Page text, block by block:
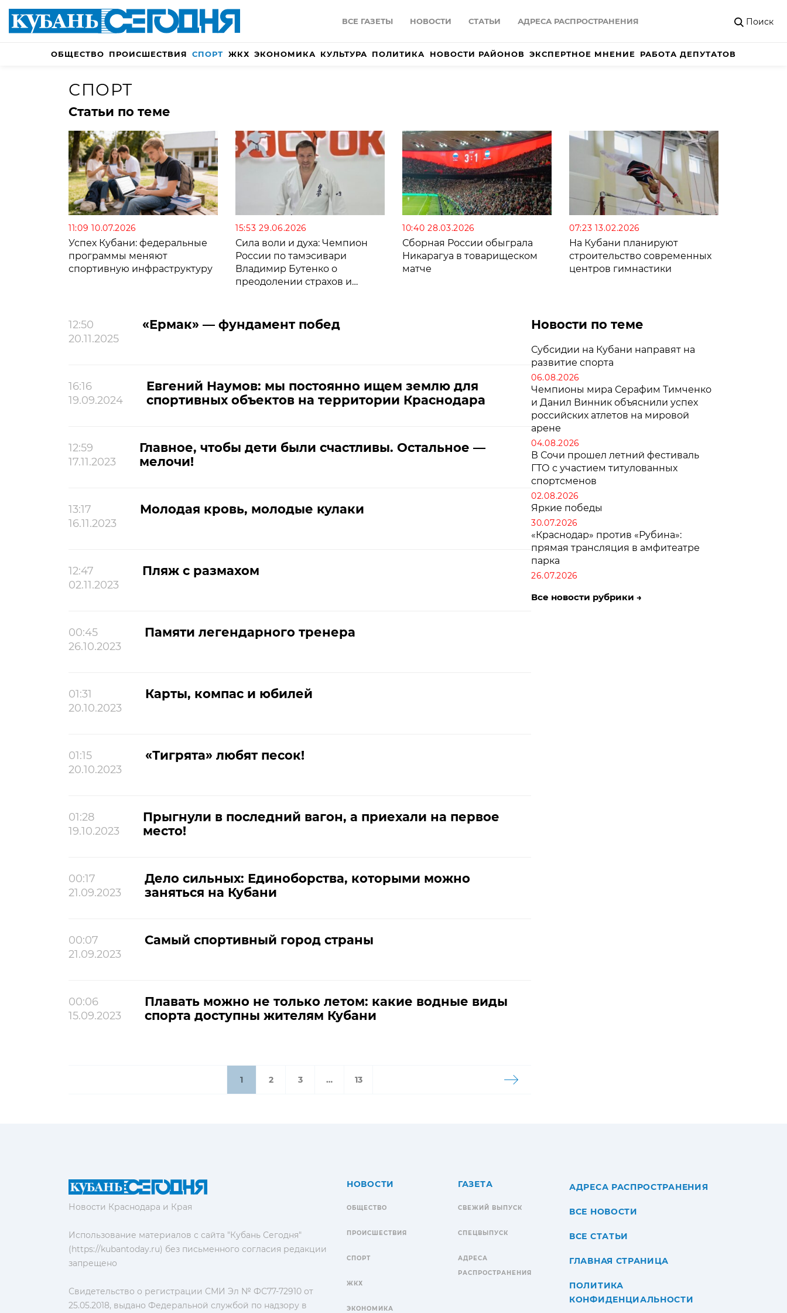
ВСЕ ГАЗЕТЫ НОВОСТИ СТАТЬИ АДРЕСА РАСПРОСТРАНЕНИЯ Поиск
ОБЩЕСТВО ПРОИСШЕСТВИЯ СПОРТ ЖКХ ЭКОНОМИКА КУЛЬТУРА ПОЛИТИКА НОВОСТИ РАЙОНОВ ЭКСПЕРТНОЕ МНЕНИЕ РАБОТА ДЕПУТАТОВ
СПОРТ
Статьи по теме
11:09 10.07.2026
Успех Кубани: федеральные
программы меняют
спортивную инфраструктуру
15:53 29.06.2026
Сила воли и духа: Чемпион
России по тамэсивари
Владимир Бутенко о
преодолении страхов и
10:40 28.03.2026
Сборная России обыграла
Никарагуа в товарищеском
матче
07:23 13.02.2026
На Кубани планируют
строительство современных
центров гимнастики
12:50
20.11.2025
«Ермак» — фундамент побед
16:16
19.09.2024
Евгений Наумов: мы постоянно ищем землю для
спортивных объектов на территории Краснодара
12:59
17.11.2023
Главное, чтобы дети были счастливы. Остальное —
мелочи!
13:17
16.11.2023
Молодая кровь, молодые кулаки
12:47
02.11.2023
Пляж с размахом
00:45
26.10.2023
Памяти легендарного тренера
01:31
20.10.2023
Карты, компас и юбилей
01:15
20.10.2023
«Тигрята» любят песок!
01:28
19.10.2023
Прыгнули в последний вагон, а приехали на первое
место!
00:17
21.09.2023
Дело сильных: Единоборства, которыми можно
заняться на Кубани
00:07
21.09.2023
Самый спортивный город страны
00:06
15.09.2023
Плавать можно не только летом: какие водные виды
спорта доступны жителям Кубани
1 2 3 … 13
Новости по теме
Субсидии на Кубани направят на
развитие спорта
06.08.2026
Чемпионы мира Серафим Тимченко
и Данил Винник объяснили успех
российских атлетов на мировой
арене
04.08.2026
В Сочи прошел летний фестиваль
ГТО с участием титулованных
спортсменов
02.08.2026
Яркие победы
30.07.2026
«Краснодар» против «Рубина»:
прямая трансляция в амфитеатре
парка
26.07.2026
Все новости рубрики →
Новости Краснодара и Края
Использование материалов с сайта "Кубань Сегодня"
(https://kubantoday.ru) без письменного согласия редакции
запрещено
Свидетельство о регистрации СМИ Эл № ФС77-72910 от
25.05.2018, выдано Федеральной службой по надзору в
НОВОСТИ
ОБЩЕСТВО
ПРОИСШЕСТВИЯ
СПОРТ
ЖКХ
ЭКОНОМИКА
ГАЗЕТА
СВЕЖИЙ ВЫПУСК
СПЕЦВЫПУСК
АДРЕСА
РАСПРОСТРАНЕНИЯ
АДРЕСА РАСПРОСТРАНЕНИЯ
ВСЕ НОВОСТИ
ВСЕ СТАТЬИ
ГЛАВНАЯ СТРАНИЦА
ПОЛИТИКА
КОНФИДЕНЦИАЛЬНОСТИ